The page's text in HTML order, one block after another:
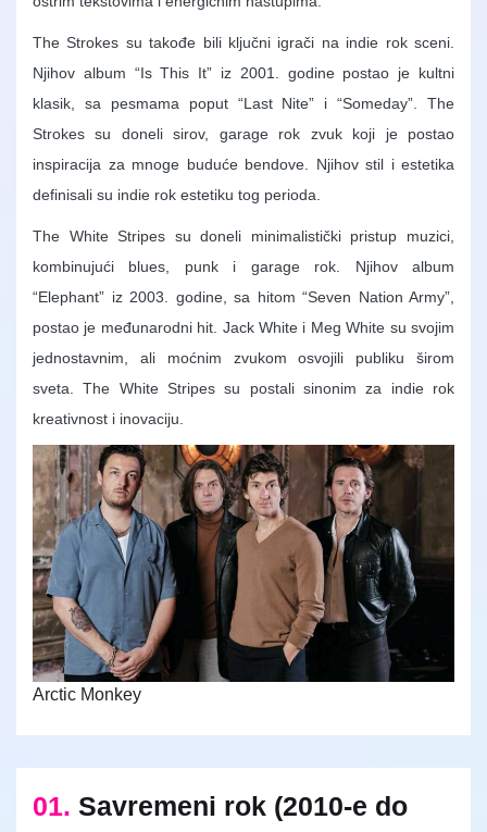
The Strokes su takođe bili ključni igrači na indie rok sceni.
Njihov album “Is This It” iz 2001. godine postao je kultni
klasik, sa pesmama poput “Last Nite” i “Someday”. The
Strokes su doneli sirov, garage rok zvuk koji je postao
inspiracija za mnoge buduće bendove. Njihov stil i estetika
definisali su indie rok estetiku tog perioda.
The White Stripes su doneli minimalistički pristup muzici,
kombinujući blues, punk i garage rok. Njihov album
“Elephant” iz 2003. godine, sa hitom “Seven Nation Army”,
postao je međunarodni hit. Jack White i Meg White su svojim
jednostavnim, ali moćnim zvukom osvojili publiku širom
sveta. The White Stripes su postali sinonim za indie rok
kreativnost i inovaciju.
Arctic Monkey
01. Savremeni rok (2010-e do